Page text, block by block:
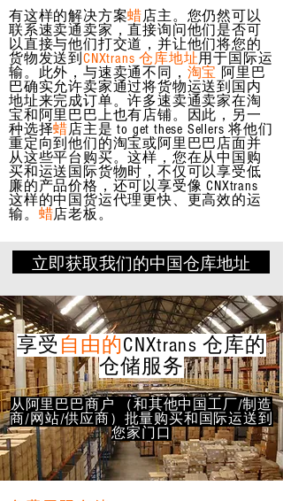
有这样的解决方案蜡店主。您仍然可以
联系速卖通卖家，直接询问他们是否可
以直接与他们打交道，并让他们将您的
货物发送到 CNXtrans 仓库地址用于国际运
输。此外，与速卖通不同， 淘宝 阿里巴
巴确实允许卖家通过将货物运送到国内
地址来完成订单。许多速卖通卖家在淘
宝和阿里巴巴上也有店铺。因此，另一
种选择蜡店主是 to get these Sellers 将他们
重定向到他们的淘宝或阿里巴巴店面并
从这些平台购买。这样，您在从中国购
买和运送国际货物时，不仅可以享受低
廉的产品价格，还可以享受像 CNXtrans
这样的中国货运代理更快、更高效的运
输。 蜡店老板。
立即获取我们的中国仓库地址
享受 自由的CNXtrans 仓库的
仓储服务
从阿里巴巴商户 （和其他中国工厂/制造
商/网站/供应商）批量购买和国际运送到
您家门口